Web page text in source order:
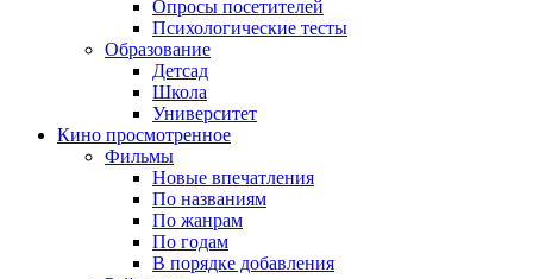
Опросы посетителей
Психологические тесты
Образование
Детсад
Школа
Университет
Кино просмотренное
Фильмы
Новые впечатления
По названиям
По жанрам
По годам
В порядке добавления